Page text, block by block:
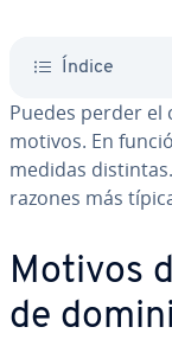
Índice
Puedes perder
motivos. En
medidas
razones más
Motivos
de